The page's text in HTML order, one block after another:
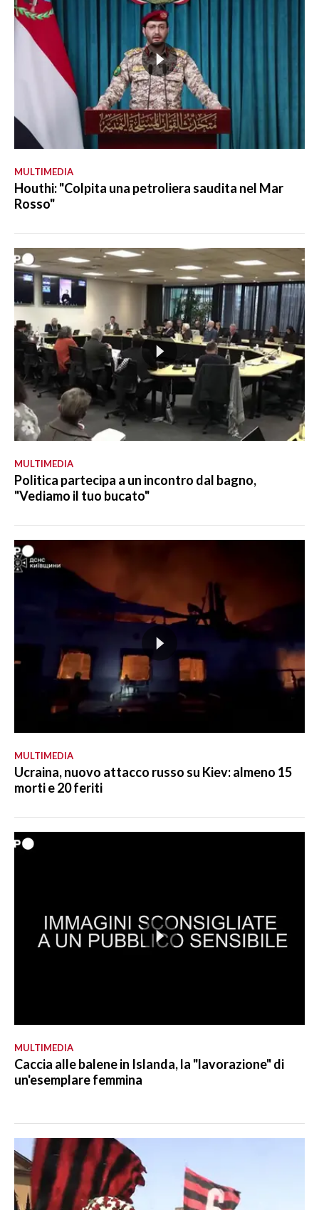
MULTIMEDIA
Houthi: "Colpita una petroliera saudita nel Mar
Rosso"
MULTIMEDIA
Politica partecipa a un incontro dal bagno,
"Vediamo il tuo bucato"
MULTIMEDIA
Ucraina, nuovo attacco russo su Kiev: almeno 15
morti e 20 feriti
MULTIMEDIA
Caccia alle balene in Islanda, la "lavorazione" di
un'esemplare femmina